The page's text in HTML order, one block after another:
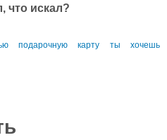
что искал?
подарочную карту ты хочешь